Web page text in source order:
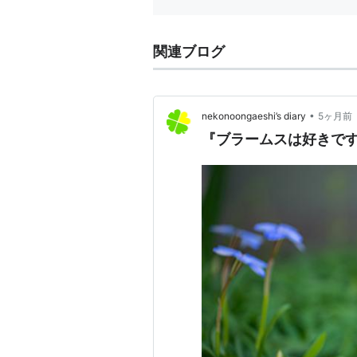
関連ブログ
nekonoongaeshi’s diary • 5ヶ月前
『ブラームスは好きで